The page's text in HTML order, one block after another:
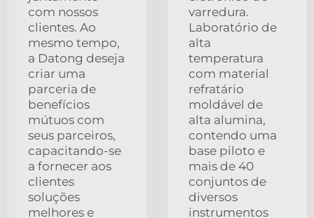
com nossos
clientes. Ao
mesmo tempo,
a Datong deseja
criar uma
parceria de
benefícios
mútuos com
seus parceiros,
capacitando-se
a fornecer aos
clientes
soluções
melhores e
varredura.
Laboratório de
alta
temperatura
com material
refratário
moldável de
alta alumina,
contendo uma
base piloto e
mais de 40
conjuntos de
diversos
instrumentos